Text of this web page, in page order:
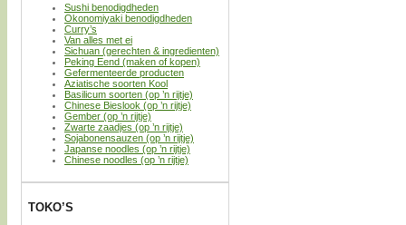
Sushi benodigdheden
Okonomiyaki benodigdheden
Curry’s
Van alles met ei
Sichuan (gerechten & ingredienten)
Peking Eend (maken of kopen)
Gefermenteerde producten
Aziatische soorten Kool
Basilicum soorten (op ’n rijtje)
Chinese Bieslook (op ’n rijtje)
Gember (op ’n rijtje)
Zwarte zaadjes (op ’n rijtje)
Sojabonensauzen (op ’n rijtje)
Japanse noodles (op ’n rijtje)
Chinese noodles (op ’n rijtje)
TOKO’S